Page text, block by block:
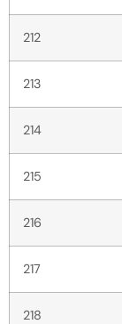
212
213
214
215
216
217
218